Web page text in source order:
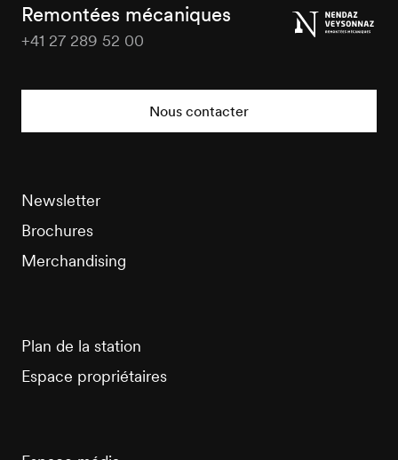
Remontées mécaniques
+41 27 289 52 00
Nous contacter
Newsletter
Brochures
Merchandising
Plan de la station
Espace propriétaires